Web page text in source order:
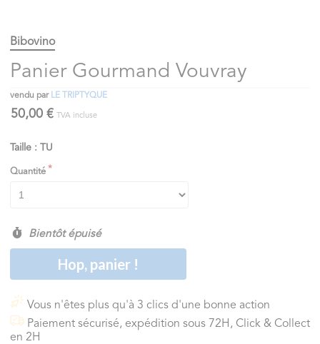
Bibovino
Panier Gourmand Vouvray
vendu par LE TRIPTYQUE
50,00 € TVA incluse
Taille : TU
Quantité
Bientôt épuisé
Hop, panier !
Vous n'êtes plus qu'à 3 clics d'une bonne action
Paiement sécurisé, expédition sous 72H, Click & Collect
en 2H